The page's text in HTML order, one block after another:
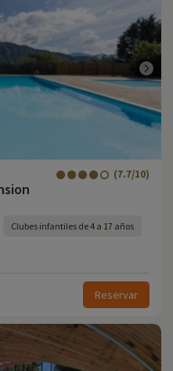
(7.7/10)
Clubes infantiles de 4 a 17 años
Reservar